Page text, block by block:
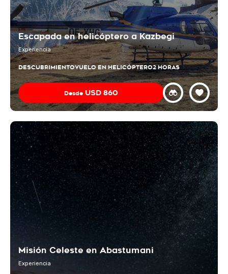
Escapada en helicóptero a Kazbegi
Experiencia
DESCUBRIMIENTOVUELO EN HELICÓPTERO2 HORAS
Desde USD 860
Misión Celeste en Abastumani
Experiencia